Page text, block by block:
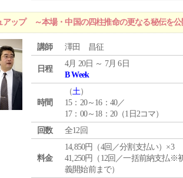
アップ ～本場・中国の四柱推命の更なる秘伝を
講師 澤田 昌征
日程
4月 20日 ～ 7月 6日
B Week
時間
（土）
15：20～16：40／
17：00～18：20（1日2コマ）
回数
全12回
料金
14,850円（4回／分割支払い）×3
41,250円（12回／一括前納支払※
義開始前まで）